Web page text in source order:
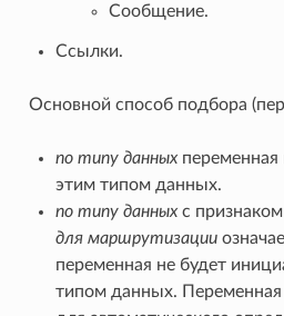
Сообщение.
Ссылки.
Основной способ подбора
по типу данныхпеременная
этим типом данных.
по типу данныхс признаком
для маршрутизации
переменная не будет
типом данных. Переменная